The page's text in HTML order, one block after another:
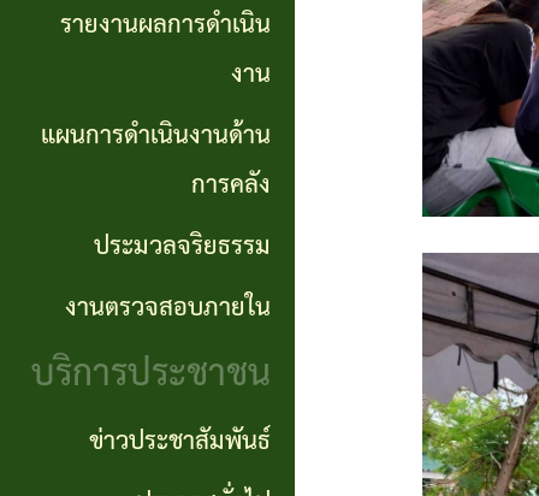
งาน
เจ้า
หน้าที่
การจัดการ
ความรู้
(Knowledge
KM)
งานด้าน
การคลัง
จริยธรรม
งาน
ตรวจ
กำลัง
แผน
ส่วน
ตำบล
รายงานผลการดำเนิน
งาน
แผนการดำเนินงานด้าน
การคลัง
ประมวลจริยธรรม
งานตรวจสอบภายใน
บริการประชาชน
ข่าวประชาสัมพันธ์